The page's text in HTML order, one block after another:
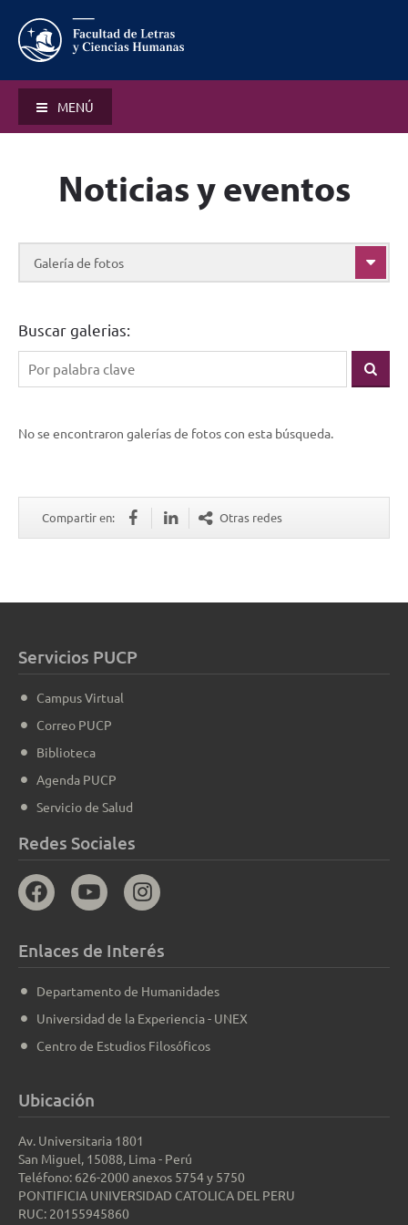
MENÚ
Noticias y eventos
Galería de fotos
Buscar galerias:
No se encontraron galerías de fotos con esta búsqueda.
Compartir en: Otras redes
Servicios PUCP
Campus Virtual
Correo PUCP
Biblioteca
Agenda PUCP
Servicio de Salud
Redes Sociales
Enlaces de Interés
Departamento de Humanidades
Universidad de la Experiencia - UNEX
Centro de Estudios Filosóficos
Ubicación
Av. Universitaria 1801
San Miguel, 15088, Lima - Perú
Teléfono: 626-2000 anexos 5754 y 5750
PONTIFICIA UNIVERSIDAD CATOLICA DEL PERU
RUC: 20155945860